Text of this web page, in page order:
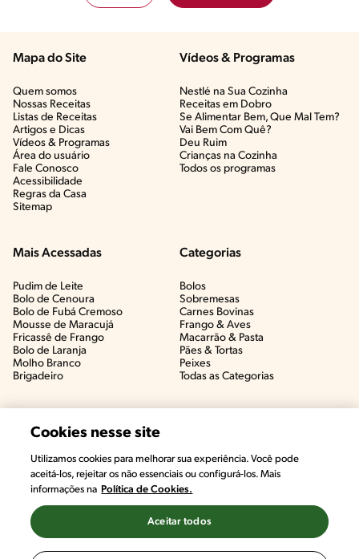
#CHAMANUTRI
CONVERSE COM UMA NUTRICIONISTA E
TIRE AS SUAS DÚVIDAS
Mapa do Site
Quem somos
Nossas Receitas
Listas de Receitas​
Artigos e Dicas​
Vídeos & Programas​
Área do usuário
Fale Conosco
Acessibilidade
Regras da Casa
Sitemap
Vídeos & Programas​
Nestlé na Sua Cozinha
Receitas em Dobro
Se Alimentar Bem, Que Mal Tem?​
Vai Bem Com Quê?​
Deu Ruim​
Crianças na Cozinha​
Todos os programas
Mais Acessadas
Pudim de Leite
Bolo de Cenoura
Bolo de Fubá Cremoso
Mousse de Maracujá
Fricassê de Frango
Bolo de Laranja
Molho Branco
Brigadeiro
Categorias
Bolos
Sobremesas
Carnes Bovinas​
Frango & Aves​
Macarrão & Pasta​
Pães & Tortas​
Peixes
Todas as Categorias
Cookies nesse site
Utilizamos cookies para melhorar sua experiência. Você pode
aceitá-los, rejeitar os não essenciais ou configurá-los. Mais
informações na Política de Cookies.
Aceitar todos